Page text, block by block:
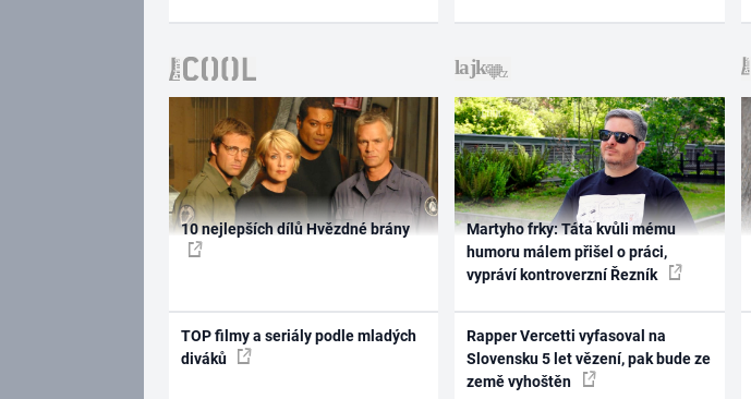
10 nejlepších dílů Hvězdné brány
TOP filmy a seriály podle mladých
diváků
Martyho frky: Táta kvůli mému
humoru málem přišel o práci,
vypráví kontroverzní Řezník
Rapper Vercetti vyfasoval na
Slovensku 5 let vězení, pak bude ze
země vyhoštěn